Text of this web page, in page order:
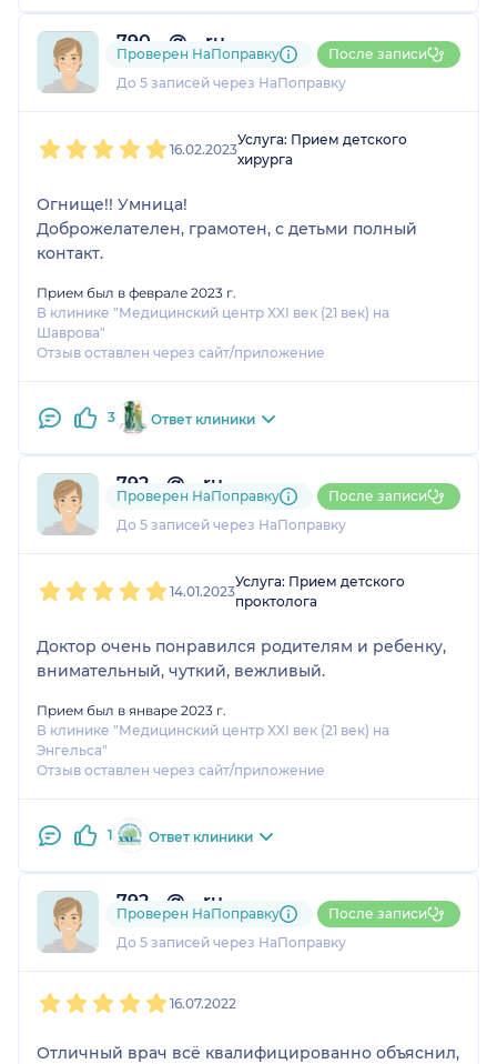
790....@....ru
1 отзыв
До 5 записей через НаПоправку
Проверен НаПоправку После записи
16.02.2023
Услуга: Прием детского
хирурга
Огнище!! Умница!
Доброжелателен, грамотен, с детьми полный
контакт.
Прием был в феврале 2023 г.
В клинике "Медицинский центр XXI век (21 век) на
Шаврова"
Отзыв оставлен через сайт/приложение
3 Ответ клиники
792....@....ru
1 отзыв
До 5 записей через НаПоправку
Проверен НаПоправку После записи
14.01.2023
Услуга: Прием детского
проктолога
Доктор очень понравился родителям и ребенку,
внимательный, чуткий, вежливый.
Прием был в январе 2023 г.
В клинике "Медицинский центр XXI век (21 век) на
Энгельса"
Отзыв оставлен через сайт/приложение
1 Ответ клиники
792....@....ru
1 отзыв
До 5 записей через НаПоправку
Проверен НаПоправку После записи
16.07.2022
Отличный врач всё квалифицированно объяснил,